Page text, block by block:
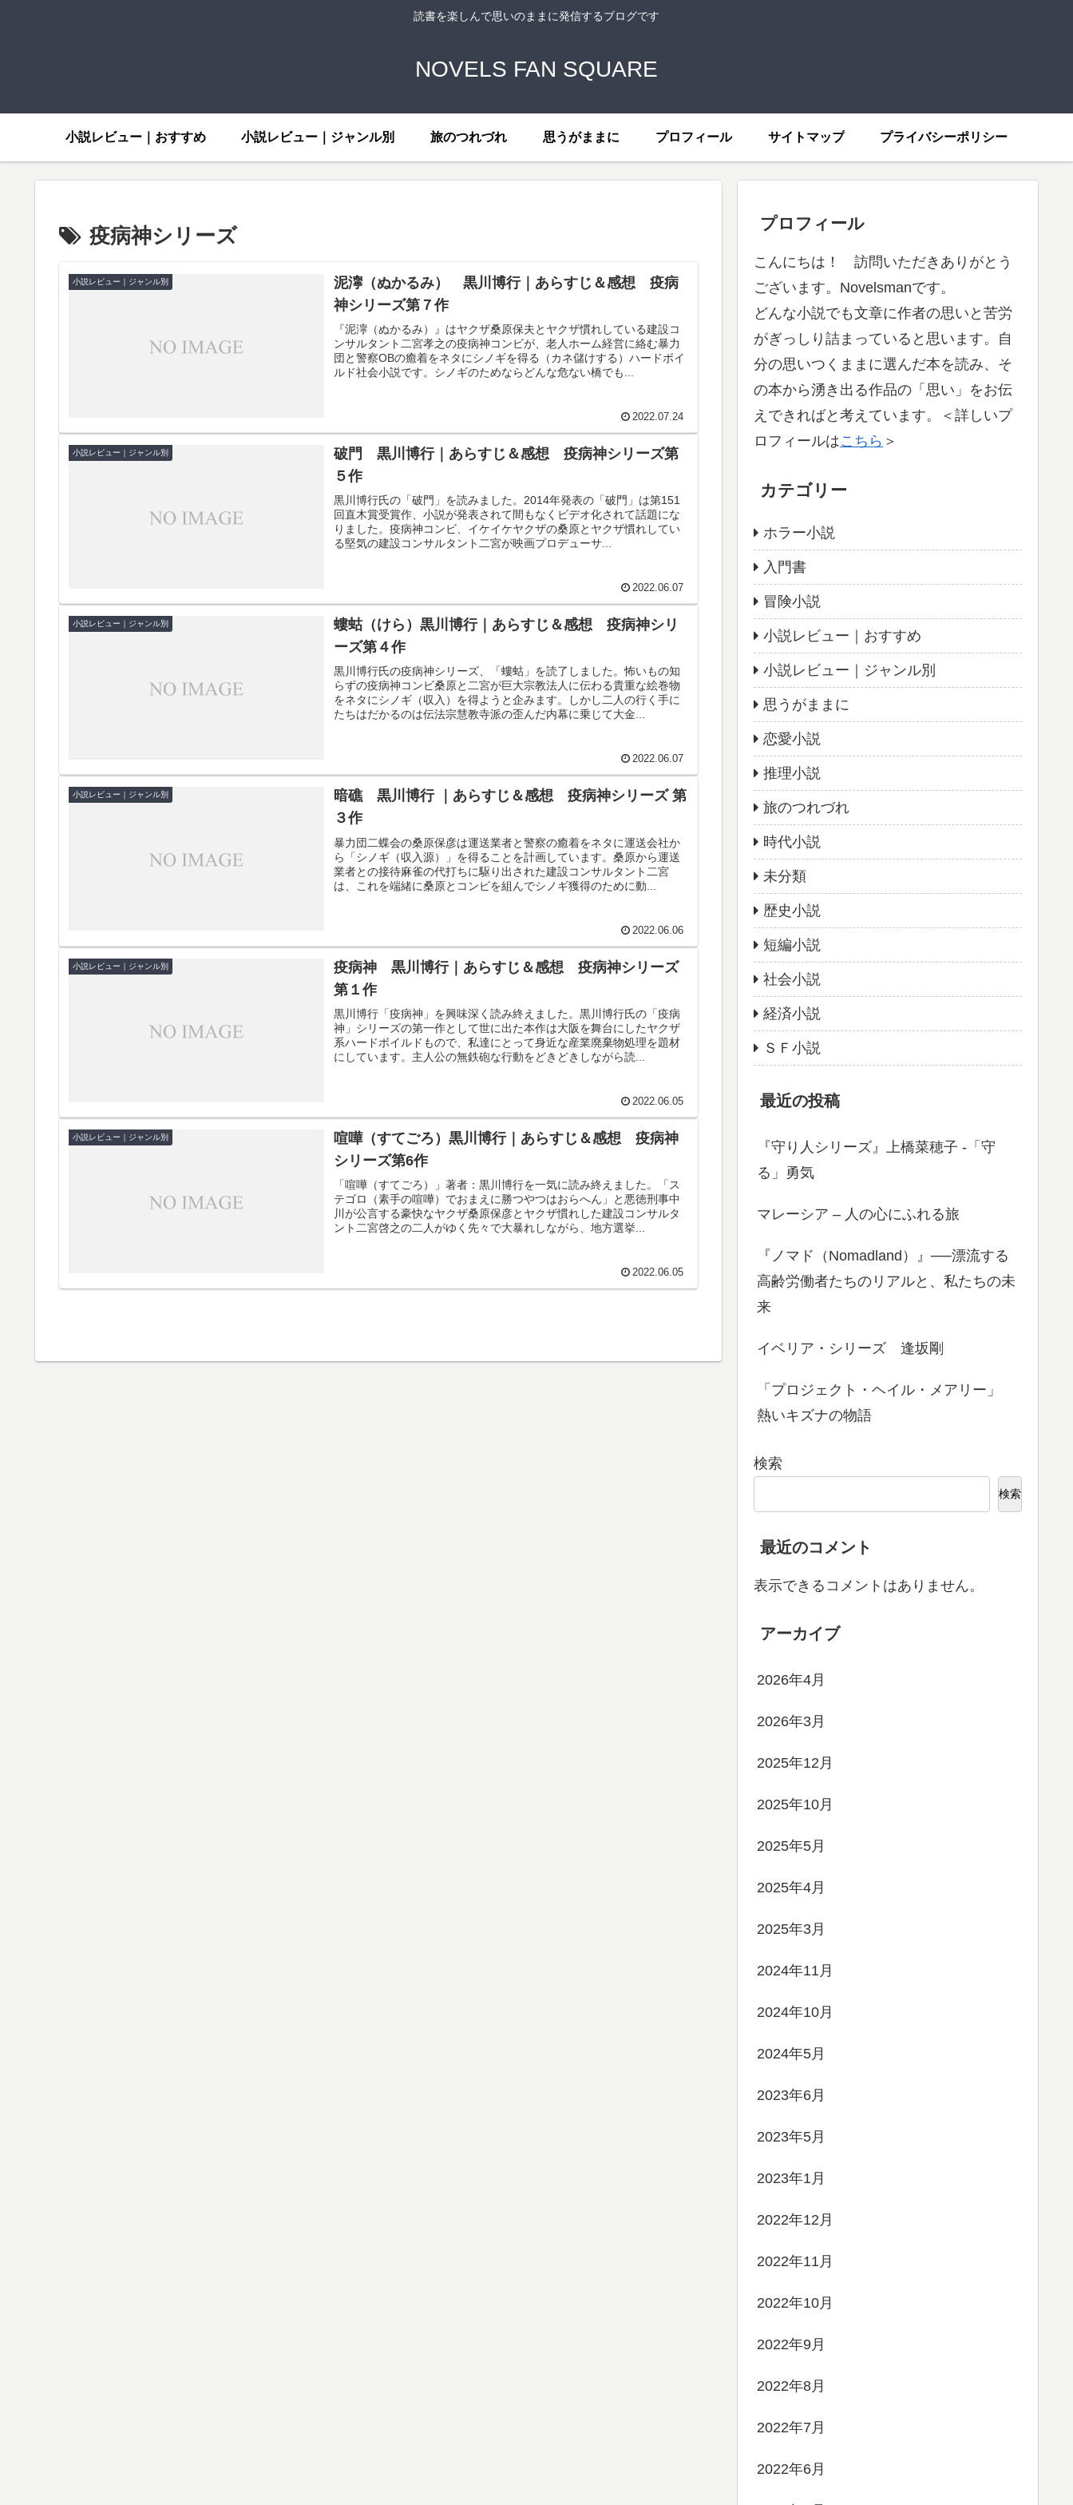
読書を楽しんで思いのままに発信するブログです
NOVELS FAN SQUARE
小説レビュー｜おすすめ 小説レビュー｜ジャンル別 旅のつれづれ 思うがままに プロフィール サイトマップ プライバシーポリシー
疫病神シリーズ
小説レビュー｜ジャンル別
泥濘（ぬかるみ） 黒川博行｜あらすじ＆感想 疫病
神シリーズ第７作
『泥濘（ぬかるみ）』はヤクザ桑原保夫とヤクザ慣れしている建設コ
ンサルタント二宮孝之の疫病神コンビが、老人ホーム経営に絡む暴力
団と警察OBの癒着をネタにシノギを得る（カネ儲けする）ハードボイ
ルド社会小説です。シノギのためならどんな危ない橋でも...
2022.07.24
小説レビュー｜ジャンル別
破門 黒川博行｜あらすじ＆感想 疫病神シリーズ第
５作
黒川博行氏の「破門」を読みました。2014年発表の「破門」は第151
回直木賞受賞作、小説が発表されて間もなくビデオ化されて話題にな
りました。疫病神コンビ、イケイケヤクザの桑原とヤクザ慣れしてい
る堅気の建設コンサルタント二宮が映画プロデューサ...
2022.06.07
小説レビュー｜ジャンル別
螻蛄（けら）黒川博行｜あらすじ＆感想 疫病神シリ
ーズ第４作
黒川博行氏の疫病神シリーズ、「螻蛄」を読了しました。怖いもの知
らずの疫病神コンビ桑原と二宮が巨大宗教法人に伝わる貴重な絵巻物
をネタにシノギ（収入）を得ようと企みます。しかし二人の行く手に
たちはだかるのは伝法宗慧教寺派の歪んだ内幕に乗じて大金...
2022.06.07
小説レビュー｜ジャンル別
暗礁 黒川博行 ｜あらすじ＆感想 疫病神シリーズ 第
３作
暴力団二蝶会の桑原保彦は運送業者と警察の癒着をネタに運送会社か
ら「シノギ（収入源）」を得ることを計画しています。桑原から運送
業者との接待麻雀の代打ちに駆り出された建設コンサルタント二宮
は、これを端緒に桑原とコンビを組んでシノギ獲得のために動...
2022.06.06
小説レビュー｜ジャンル別
疫病神 黒川博行｜あらすじ＆感想 疫病神シリーズ
第１作
黒川博行「疫病神」を興味深く読み終えました。黒川博行氏の「疫病
神」シリーズの第一作として世に出た本作は大阪を舞台にしたヤクザ
系ハードボイルドもので、私達にとって身近な産業廃棄物処理を題材
にしています。主人公の無鉄砲な行動をどきどきしながら読...
2022.06.05
小説レビュー｜ジャンル別
喧嘩（すてごろ）黒川博行｜あらすじ＆感想 疫病神
シリーズ第6作
「喧嘩（すてごろ）」著者：黒川博行を一気に読み終えました。「ス
テゴロ（素手の喧嘩）でおまえに勝つやつはおらへん」と悪徳刑事中
川が公言する豪快なヤクザ桑原保彦とヤクザ慣れした建設コンサルタ
ント二宮啓之の二人がゆく先々で大暴れしながら、地方選挙...
2022.06.05
プロフィール
こんにちは！ 訪問いただきありがとう
ございます。Novelsmanです。
どんな小説でも文章に作者の思いと苦労
がぎっしり詰まっていると思います。自
分の思いつくままに選んだ本を読み、そ
の本から湧き出る作品の「思い」をお伝
えできればと考えています。＜詳しいプ
ロフィールはこちら ＞
カテゴリー
ホラー小説
入門書
冒険小説
小説レビュー｜おすすめ
小説レビュー｜ジャンル別
思うがままに
恋愛小説
推理小説
旅のつれづれ
時代小説
未分類
歴史小説
短編小説
社会小説
経済小説
ＳＦ小説
最近の投稿
『守り人シリーズ』上橋菜穂子 -「守
る」勇気
マレーシア – 人の心にふれる旅
『ノマド（Nomadland）』──漂流する
高齢労働者たちのリアルと、私たちの未
来
イベリア・シリーズ 逢坂剛
「プロジェクト・ヘイル・メアリー」
熱いキズナの物語
検索
検索
最近のコメント
表示できるコメントはありません。
アーカイブ
2026年4月
2026年3月
2025年12月
2025年10月
2025年5月
2025年4月
2025年3月
2024年11月
2024年10月
2024年5月
2023年6月
2023年5月
2023年1月
2022年12月
2022年11月
2022年10月
2022年9月
2022年8月
2022年7月
2022年6月